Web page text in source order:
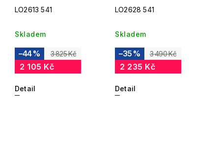
LO2613 541
Skladem
3 825 Kč
–44 %
2 105 Kč
Detail
LO2628 541
Skladem
3 490 Kč
–35 %
2 235 Kč
Detail